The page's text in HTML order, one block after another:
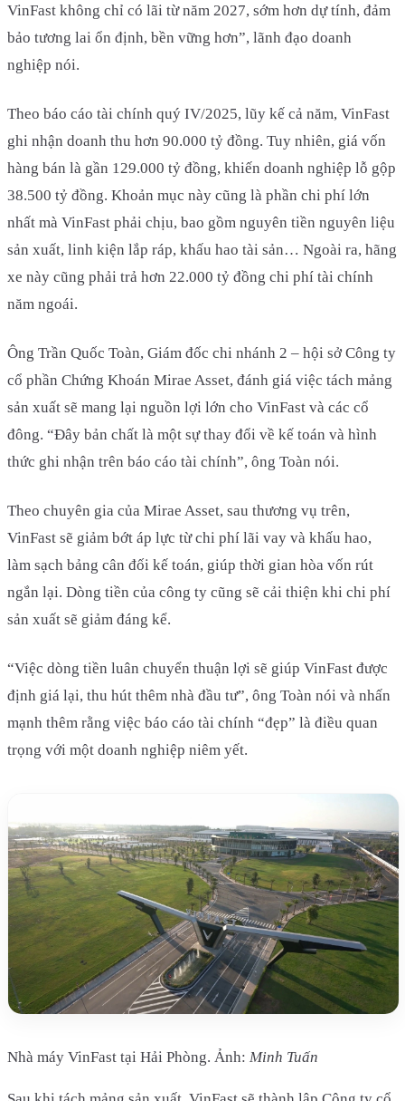
VinFast không chỉ có lãi từ năm 2027, sớm hơn dự tính, đảm
bảo tương lai ổn định, bền vững hơn”, lãnh đạo doanh
nghiệp nói.
Theo báo cáo tài chính quý IV/2025, lũy kế cả năm, VinFast
ghi nhận doanh thu hơn 90.000 tỷ đồng. Tuy nhiên, giá vốn
hàng bán là gần 129.000 tỷ đồng, khiến doanh nghiệp lỗ gộp
38.500 tỷ đồng. Khoản mục này cũng là phần chi phí lớn
nhất mà VinFast phải chịu, bao gồm nguyên tiền nguyên liệu
sản xuất, linh kiện lắp ráp, khấu hao tài sản… Ngoài ra, hãng
xe này cũng phải trả hơn 22.000 tỷ đồng chi phí tài chính
năm ngoái.
Ông Trần Quốc Toàn, Giám đốc chi nhánh 2 – hội sở Công ty
cổ phần Chứng Khoán Mirae Asset, đánh giá việc tách mảng
sản xuất sẽ mang lại nguồn lợi lớn cho VinFast và các cổ
đông. “Đây bản chất là một sự thay đổi về kế toán và hình
thức ghi nhận trên báo cáo tài chính”, ông Toàn nói.
Theo chuyên gia của Mirae Asset, sau thương vụ trên,
VinFast sẽ giảm bớt áp lực từ chi phí lãi vay và khấu hao,
làm sạch bảng cân đối kế toán, giúp thời gian hòa vốn rút
ngắn lại. Dòng tiền của công ty cũng sẽ cải thiện khi chi phí
sản xuất sẽ giảm đáng kể.
“Việc dòng tiền luân chuyển thuận lợi sẽ giúp VinFast được
định giá lại, thu hút thêm nhà đầu tư”, ông Toàn nói và nhấn
mạnh thêm rằng việc báo cáo tài chính “đẹp” là điều quan
trọng với một doanh nghiệp niêm yết.
Nhà máy VinFast tại Hải Phòng. Ảnh: Minh Tuấn